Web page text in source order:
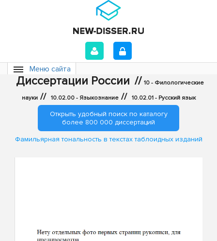
Меню сайта
Диссертации России // 10 - Филологические
науки // 10.02.00 - Языкознание // 10.02.01 - Русский язык
Открыть удобный поиск по каталогу
более 800 000 диссертаций
Фамильярная тональность в текстах таблоидных изданий